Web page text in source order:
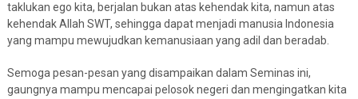
taklukan ego kita, berjalan bukan atas kehendak kita, namun atas
kehendak Allah SWT, sehingga dapat menjadi manusia Indonesia
yang mampu mewujudkan kemanusiaan yang adil dan beradab.
Semoga pesan-pesan yang disampaikan dalam Seminas ini,
gaungnya mampu mencapai pelosok negeri dan mengingatkan kita